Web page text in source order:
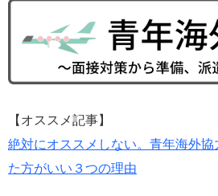
【オススメ記事】
絶対にオススメしない。青年海外
た方がいい３つの理由